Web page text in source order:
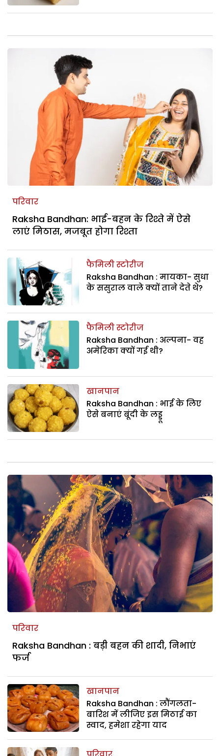
परिवार
Raksha Bandhan: भाई-बहन के रिश्ते में ऐसे
लाएं मिठास, मजबूत होगा रिश्ता
फैमिली स्टोरीज
Raksha Bandhan : मायका- सुधा
के ससुराल वाले क्यों ताने देते थे?
फैमिली स्टोरीज
Raksha Bandhan : अल्पना- वह
अमेरिका क्यों गई थी?
खानपान
Raksha Bandhan : भाई के लिए
ऐसे बनाएं बूंदी के लड्डू
परिवार
Raksha Bandhan : बड़ी बहन की शादी, निभाएं
फर्ज
खानपान
Raksha Bandhan : लौंगलता-
बारिश में लीजिए इस मिठाई का
स्वाद, हमेशा रहेगा याद